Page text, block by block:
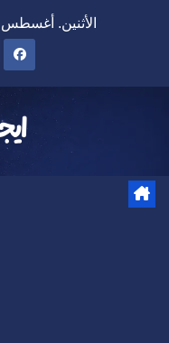
الأثنين. أغسطس 10th, 2026